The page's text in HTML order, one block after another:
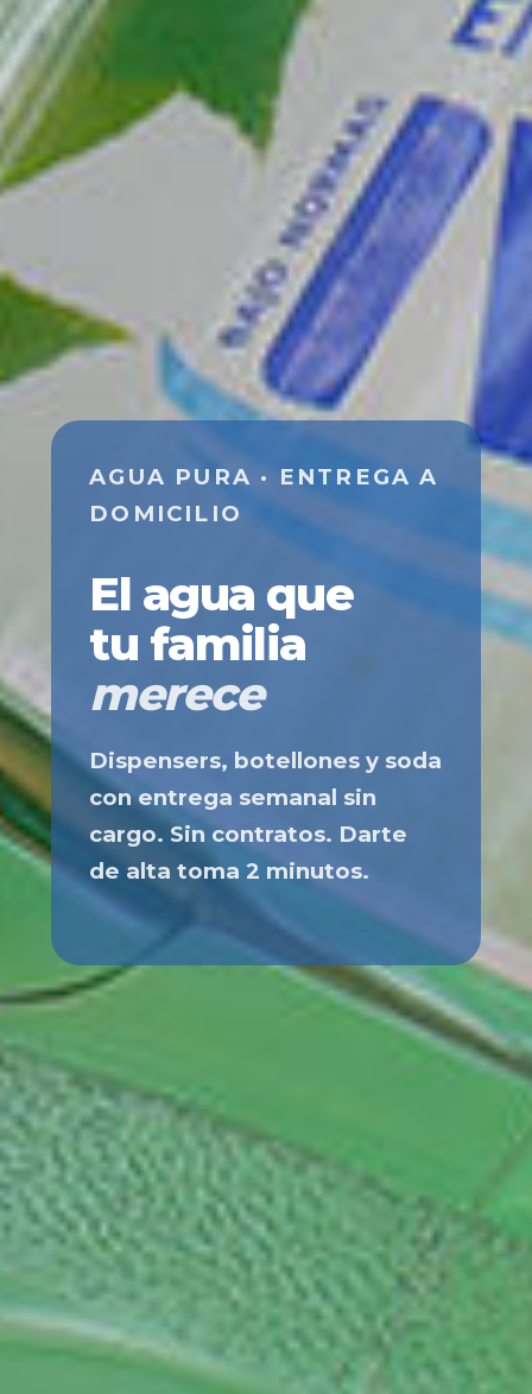
AGUA PURA · ENTREGA A
DOMICILIO
El agua que
tu familia
merece
Dispensers, botellones y soda
con entrega semanal sin
cargo. Sin contratos. Darte
de alta toma 2 minutos.